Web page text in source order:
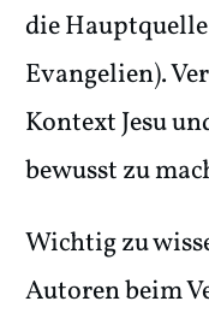
die
Evangelien).
Kontext Jesu
bewusst zu
Wichtig zu
Autoren beim